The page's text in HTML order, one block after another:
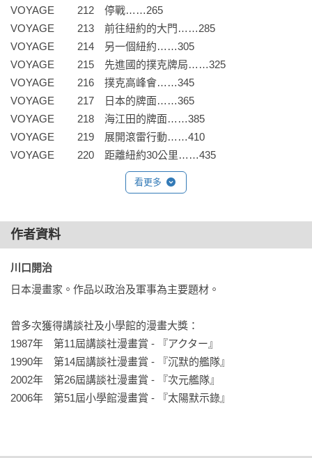
VOYAGE	212　停戰……265
VOYAGE	213　前往紐約的大門……285
VOYAGE	214　另一個紐約……305
VOYAGE	215　先進國的撲克牌局……325
VOYAGE	216　撲克高峰會……345
VOYAGE	217　日本的牌面……365
VOYAGE	218　海江田的牌面……385
VOYAGE	219　展開滾雷行動……410
VOYAGE	220　距離紐約30公里……435
看更多
作者資料
川口開治
日本漫畫家。作品以政治及軍事為主要題材。
曾多次獲得講談社及小學館的漫畫大獎：
1987年　第11屆講談社漫畫賞 - 『アクター』
1990年　第14屆講談社漫畫賞 - 『沉默的艦隊』
2002年　第26屆講談社漫畫賞 - 『次元艦隊』
2006年　第51屆小學館漫畫賞 - 『太陽默示錄』